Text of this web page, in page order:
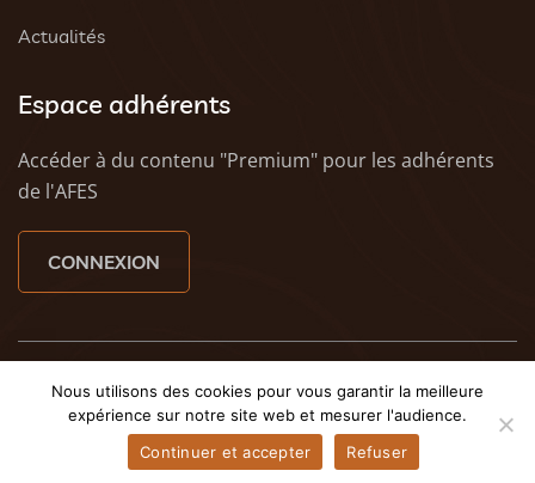
Actualités
Espace adhérents
Accéder à du contenu "Premium" pour les adhérents
de l'AFES
CONNEXION
© 2023 AFES - Tous droits réservés - Une créationTony
Oheix : Agence Web CaenetWeezy - Agence web à
Caen
Nous utilisons des cookies pour vous garantir la meilleure
expérience sur notre site web et mesurer l'audience.
Continuer et accepter
Refuser